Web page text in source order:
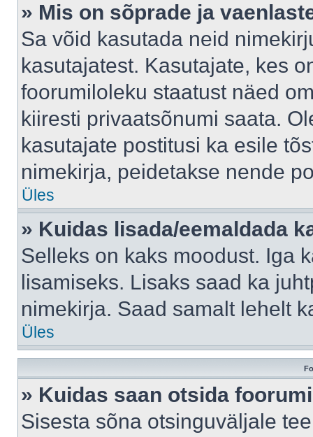
» Mis on sõprade ja
Sa võid kasutada neid
kasutajatest. Kasutajate, kes
foorumiloleku staatust näed
kiiresti privaatsõnumi saata.
kasutajate postitusi ka esile
nimekirja, peidetakse nende
Üles
» Kuidas lisada/eemaldada
Selleks on kaks moodust. Iga
lisamiseks. Lisaks saad ka
nimekirja. Saad samalt lehelt
Üles
» Kuidas saan otsida
Sisesta sõna otsinguväljale